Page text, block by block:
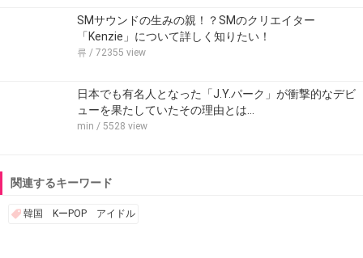
SMサウンドの生みの親！？SMのクリエイター
「Kenzie」について詳しく知りたい！
류 / 72355 view
日本でも有名人となった「J.Y.パーク」が衝撃的なデビ
ューを果たしていたその理由とは…
min / 5528 view
関連するキーワード
韓国 KーPOP アイドル